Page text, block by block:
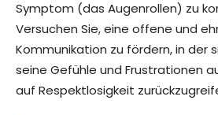
Symptom (das Augenrollen) zu
Versuchen Sie, eine offene und
Kommunikation zu fördern, in der
seine Gefühle und Frustrationen
auf Respektlosigkeit